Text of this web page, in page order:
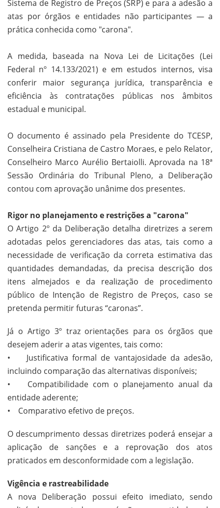
Sistema de Registro de Preços (SRP) e para a adesão a
atas por órgãos e entidades não participantes — a
prática conhecida como "carona".
A medida, baseada na Nova Lei de Licitações (Lei
Federal nº 14.133/2021) e em estudos internos, visa
conferir maior segurança jurídica, transparência e
eficiência às contratações públicas nos âmbitos
estadual e municipal.
O documento é assinado pela Presidente do TCESP,
Conselheira Cristiana de Castro Moraes, e pelo Relator,
Conselheiro Marco Aurélio Bertaiolli. Aprovada na 18ª
Sessão Ordinária do Tribunal Pleno, a Deliberação
contou com aprovação unânime dos presentes.
Rigor no planejamento e restrições a "carona"
O Artigo 2º da Deliberação detalha diretrizes a serem
adotadas pelos gerenciadores das atas, tais como a
necessidade de verificação da correta estimativa das
quantidades demandadas, da precisa descrição dos
itens almejados e da realização de procedimento
público de Intenção de Registro de Preços, caso se
pretenda permitir futuras “caronas”.
Já o Artigo 3º traz orientações para os órgãos que
desejem aderir a atas vigentes, tais como:
• Justificativa formal de vantajosidade da adesão,
incluindo comparação das alternativas disponíveis;
• Compatibilidade com o planejamento anual da
entidade aderente;
• Comparativo efetivo de preços.
O descumprimento dessas diretrizes poderá ensejar a
aplicação de sanções e a reprovação dos atos
praticados em desconformidade com a legislação.
Vigência e rastreabilidade
A nova Deliberação possui efeito imediato, sendo